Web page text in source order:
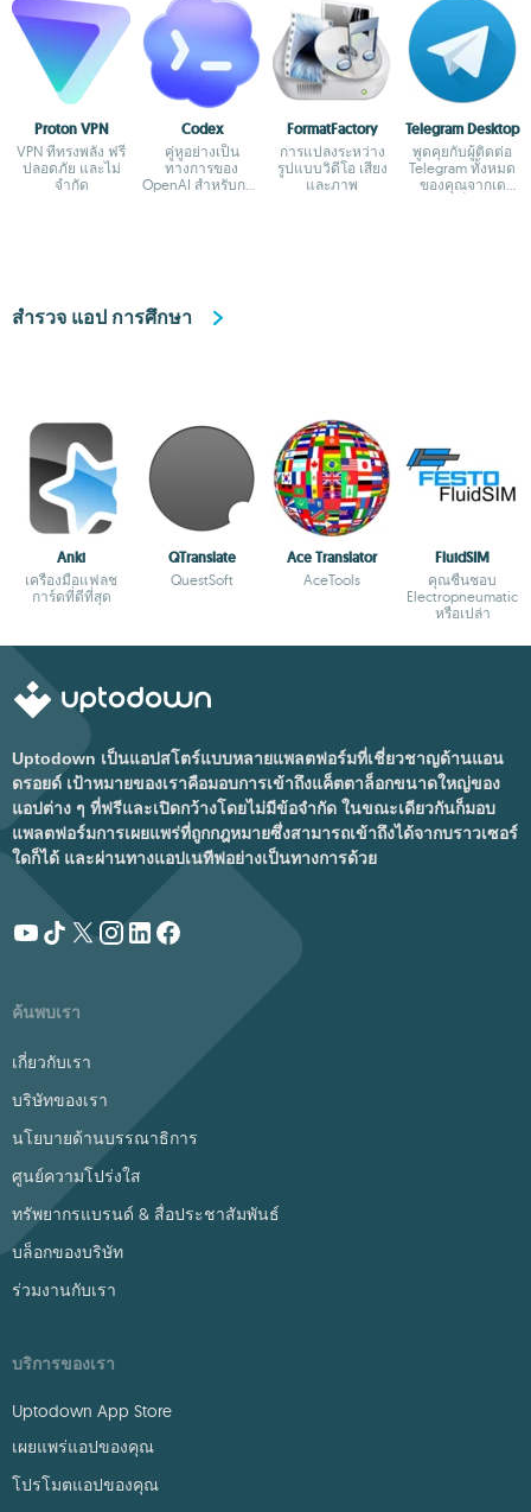
Proton VPN
VPN ที่ทรงพลัง ฟรี
ปลอดภัย และไม่
จำกัด
Codex
คู่หูอย่างเป็น
ทางการของ
OpenAI สำหรับการ
FormatFactory
การแปลงระหว่าง
รูปแบบวิดีโอ เสียง
และภาพ
Telegram Desktop
พูดคุยกับผู้ติดต่อ
Telegram ทั้งหมด
ของคุณจากเด
สำรวจ แอป การศึกษา
Anki
เครื่องมือแฟลช
การ์ดที่ดีที่สุด
QTranslate
QuestSoft
Ace Translator
AceTools
FluidSIM
คุณชื่นชอบ
Electropneumatic
หรือเปล่า
Uptodown เป็นแอปสโตร์แบบหลายแพลตฟอร์มที่เชี่ยวชาญด้านแอน
ดรอยด์ เป้าหมายของเราคือมอบการเข้าถึงแค็ตตาล็อกขนาดใหญ่ของ
แอปต่าง ๆ ที่ฟรีและเปิดกว้างโดยไม่มีข้อจำกัด ในขณะเดียวกันก็มอบ
แพลตฟอร์มการเผยแพร่ที่ถูกกฎหมายซึ่งสามารถเข้าถึงได้จากบราวเซอร์
ใดก็ได้ และผ่านทางแอปเนทีฟอย่างเป็นทางการด้วย
ค้นพบเรา
เกี่ยวกับเรา
บริษัทของเรา
นโยบายด้านบรรณาธิการ
ศูนย์ความโปร่งใส
ทรัพยากรแบรนด์ & สื่อประชาสัมพันธ์
บล็อกของบริษัท
ร่วมงานกับเรา
บริการของเรา
Uptodown App Store
เผยแพร่แอปของคุณ
โปรโมตแอปของคุณ